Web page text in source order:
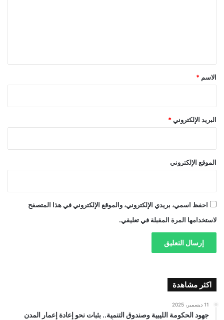
*
الاسم *
البريد الإلكتروني *
الموقع الإلكتروني
احفظ اسمي، بريدي الإلكتروني، والموقع الإلكتروني في هذا المتصفح
لاستخدامها المرة المقبلة في تعليقي.
اكثر مشاهدة
11 ديسمبر، 2025
جهود الحكومة الليبية وصندوق التنمية.. بثبات نحو إعادة إعمار المدن